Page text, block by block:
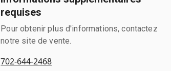
requises
Pour obtenir plus d'informations, contactez
notre site de vente.
702-644-2468